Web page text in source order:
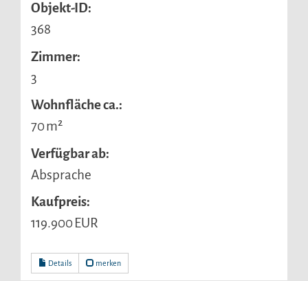
Objekt-ID:
368
Zimmer:
3
Wohnfläche ca.:
70 m²
Verfügbar ab:
Absprache
Kaufpreis:
119.900 EUR
Details merken